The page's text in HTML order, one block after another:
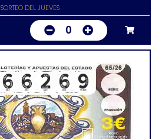
SORTEO DEL JUEVES
0